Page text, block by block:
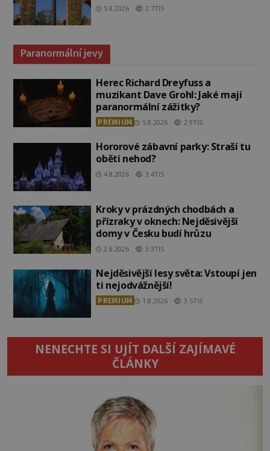
5.8.2026 2.7TIS
Paranormální jevy
Herec Richard Dreyfuss a
muzikant Dave Grohl: Jaké mají
paranormální zážitky?
PREMIUM 5.8.2026 2.9TIS
Hororové zábavní parky: Straší tu
oběti nehod?
4.8.2026 3.4TIS
Kroky v prázdných chodbách a
přízraky v oknech: Nejděsivější
domy v Česku budí hrůzu
2.8.2026 3.3TIS
Nejděsivější lesy světa: Vstoupí jen
ti nejodvážnější!
PREMIUM 1.8.2026 3.5TIS
NENECHTE SI UJÍT DALŠÍ ZAJÍMAVÉ
ČLÁNKY